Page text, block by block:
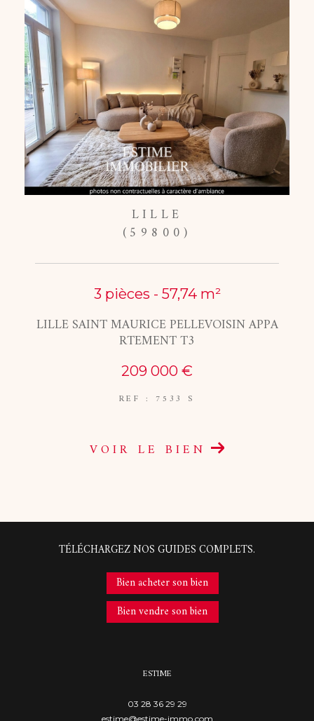
LILLE
(59800)
3 pièces - 57,74 m²
LILLE SAINT MAURICE PELLEVOISIN APPA
RTEMENT T3
209 000 €
REF : 7533 S
VOIR LE BIEN
TÉLÉCHARGEZ NOS GUIDES COMPLETS.
Bien acheter son bien
Bien vendre son bien
ESTIME
03 28 36 29 29
estime@estime-immo.com